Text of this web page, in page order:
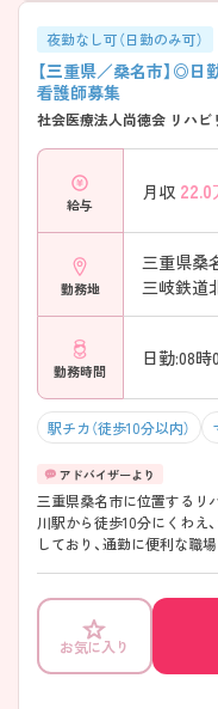
夜勤なし可（日勤のみ可）
【三重県／桑名市】◎
看護師募集
社会医療法人尚徳会 リハ
給与
月収 22.0
勤務地
三重県桑
三岐鉄道
勤務時間
日勤:08時
駅チカ（徒歩10分以内）
三重県桑名市に位置するリ
川駅から徒歩10分にくわえ
しており、通勤に便利な職
す。 ご興味をお持ちの方
すのでお気軽にお問い合わ
お気に入り